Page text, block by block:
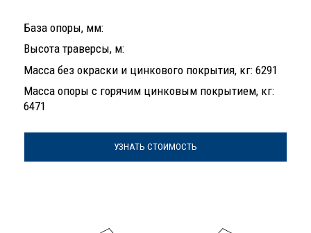
База опоры, мм:
Высота траверсы, м:
Масса без окраски и цинкового покрытия, кг: 6291
Масса опоры с горячим цинковым покрытием, кг:
6471
УЗНАТЬ СТОИМОСТЬ